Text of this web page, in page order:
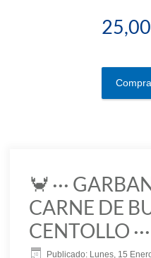
🦀 ···
CARNE DE
CENTOLLO
Publicado: Lunes, 15